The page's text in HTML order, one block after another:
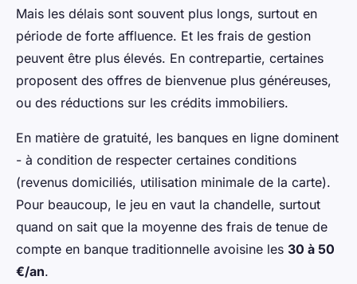
Mais les délais sont souvent plus longs, surtout en
période de forte affluence. Et les frais de gestion
peuvent être plus élevés. En contrepartie, certaines
proposent des offres de bienvenue plus généreuses,
ou des réductions sur les crédits immobiliers.
En matière de gratuité, les banques en ligne dominent
- à condition de respecter certaines conditions
(revenus domiciliés, utilisation minimale de la carte).
Pour beaucoup, le jeu en vaut la chandelle, surtout
quand on sait que la moyenne des frais de tenue de
compte en banque traditionnelle avoisine les 30 à 50
€/an.